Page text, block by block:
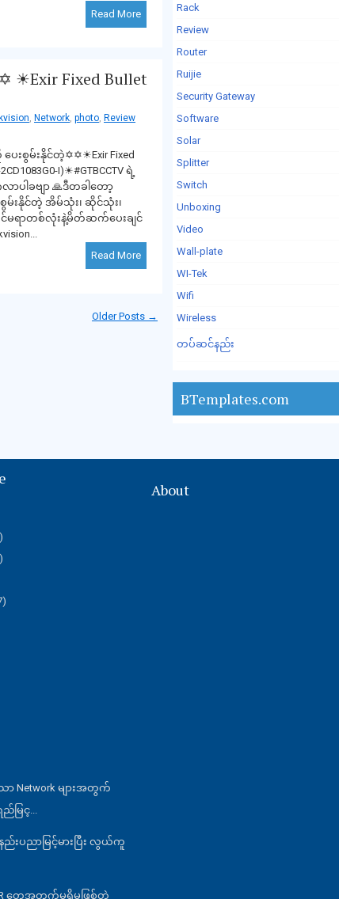
Read More
Fixed Bullet
, Network, photo, Review
စွမ်းနိုင်တဲ့✡✡☀Exir Fixed
I)☀#GTBCCTV ရဲ့
ာပါခဗျာ 🙏ဒီတခါတော့
နိုင်တဲ့ အိမ်သုံး၊ ဆိုင်သုံး၊
ရာတစ်လုံးနဲ့မိတ်ဆက်ပေးချင်
Read More
Older Posts →
Rack
Review
Router
Ruijie
Security Gateway
Software
Solar
Splitter
Switch
Unboxing
Video
Wall-plate
WI-Tek
Wifi
Wireless
တပ်ဆင်နည်း
BTemplates.com
ော Network များအတွက်
မြင့...
ည်းပညာမြင့်မားပြီး လွယ်ကူ
တွေအတွက်မရှိမဖြစ်တဲ့
About